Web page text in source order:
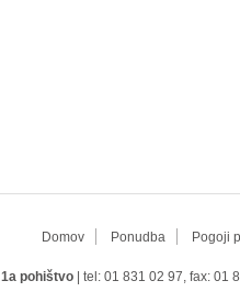
Domov Ponudba Pogoji
1a pohištvo | tel: 01 831 02 97, fax: 01